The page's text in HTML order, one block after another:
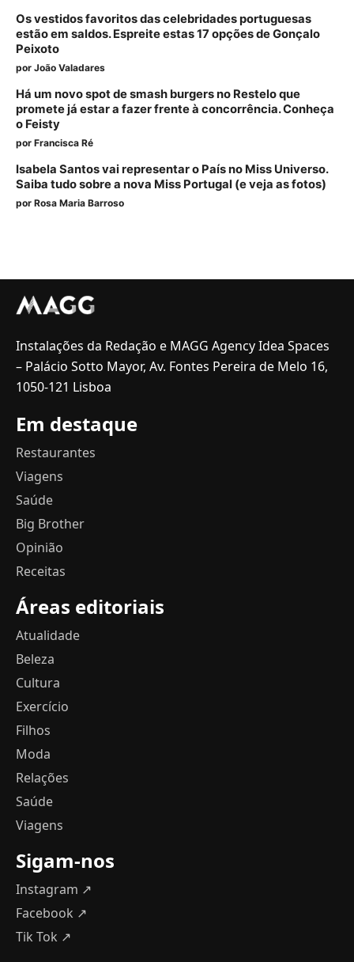
Os vestidos favoritos das celebridades portuguesas
estão em saldos. Espreite estas 17 opções de Gonçalo
Peixoto
por João Valadares
Há um novo spot de smash burgers no Restelo que
promete já estar a fazer frente à concorrência. Conheça
o Feisty
por Francisca Ré
Isabela Santos vai representar o País no Miss Universo.
Saiba tudo sobre a nova Miss Portugal (e veja as fotos)
por Rosa Maria Barroso
Instalações da Redação e MAGG Agency Idea Spaces
– Palácio Sotto Mayor, Av. Fontes Pereira de Melo 16,
1050-121 Lisboa
Em destaque
Restaurantes
Viagens
Saúde
Big Brother
Opinião
Receitas
Áreas editoriais
Atualidade
Beleza
Cultura
Exercício
Filhos
Moda
Relações
Saúde
Viagens
Sigam-nos
Instagram ↗
Facebook ↗
Tik Tok ↗